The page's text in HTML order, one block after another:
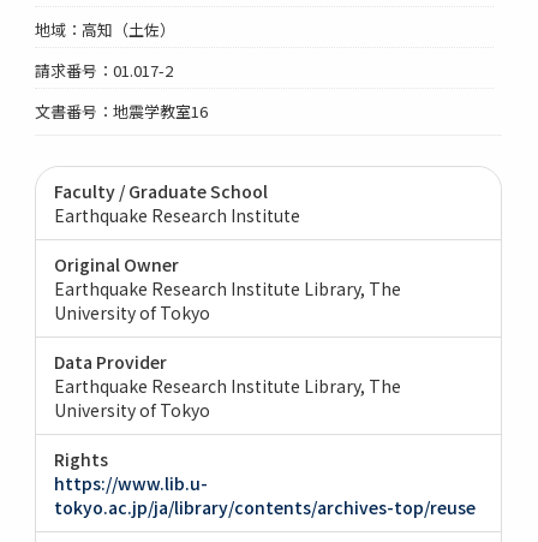
地域：高知（土佐）
請求番号：01.017-2
文書番号：地震学教室16
Faculty / Graduate School
Earthquake Research Institute
Original Owner
Earthquake Research Institute Library, The
University of Tokyo
Data Provider
Earthquake Research Institute Library, The
University of Tokyo
Rights
https://www.lib.u-
tokyo.ac.jp/ja/library/contents/archives-top/reuse